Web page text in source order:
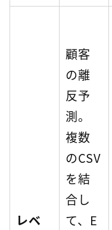
レベ
顧客
の離
反予
測。
複数
のCSV
を結
合し
て、E